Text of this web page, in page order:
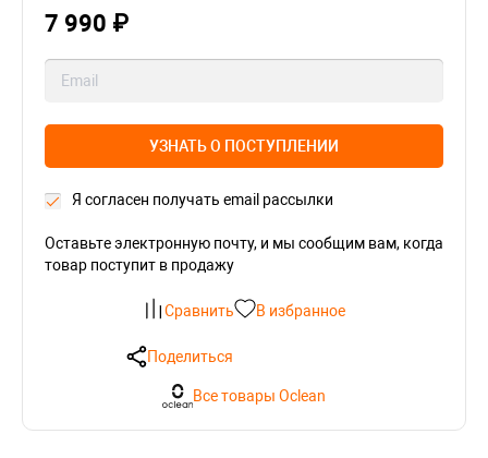
7 990 ₽
УЗНАТЬ О ПОСТУПЛЕНИИ
Я согласен получать email рассылки
Оставьте электронную почту, и мы сообщим вам, когда
товар поступит в продажу
Сравнить В избранное
Поделиться
Все товары Oclean